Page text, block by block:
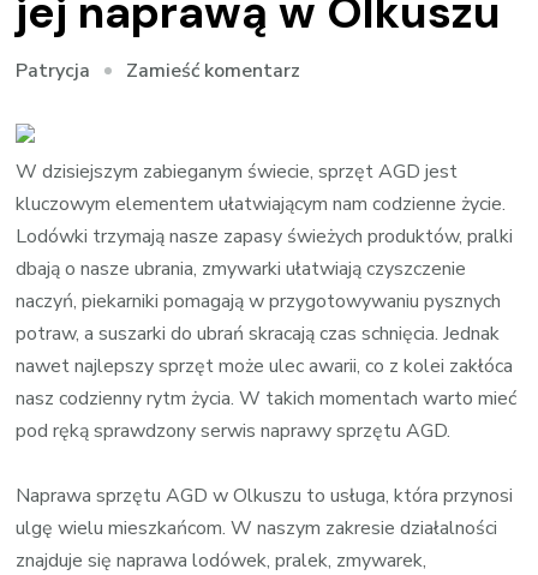
jej naprawą w Olkuszu
Patrycja Zamieść komentarz
przestała
działać?
Zajmiemy
się
jej
naprawą
w
Olkuszu
W dzisiejszym zabieganym świecie, sprzęt AGD jest
kluczowym elementem ułatwiającym nam codzienne życie.
Lodówki trzymają nasze zapasy świeżych produktów, pralki
dbają o nasze ubrania, zmywarki ułatwiają czyszczenie
naczyń, piekarniki pomagają w przygotowywaniu pysznych
potraw, a suszarki do ubrań skracają czas schnięcia. Jednak
nawet najlepszy sprzęt może ulec awarii, co z kolei zakłóca
nasz codzienny rytm życia. W takich momentach warto mieć
pod ręką sprawdzony serwis naprawy sprzętu AGD.
Naprawa sprzętu AGD w Olkuszu to usługa, która przynosi
ulgę wielu mieszkańcom. W naszym zakresie działalności
znajduje się naprawa lodówek, pralek, zmywarek,